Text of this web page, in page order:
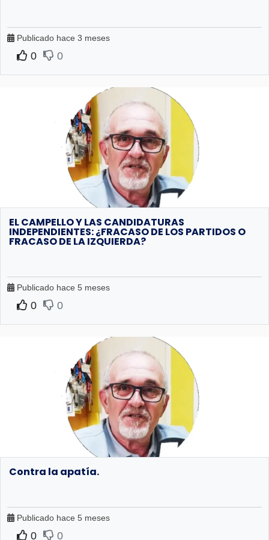
Publicado hace 3 meses
0 0
EL CAMPELLO Y LAS CANDIDATURAS
INDEPENDIENTES: ¿FRACASO DE LOS PARTIDOS O
FRACASO DE LA IZQUIERDA?
Publicado hace 5 meses
0 0
Contra la apatía.
Publicado hace 5 meses
0 0